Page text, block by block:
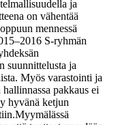
ja
on vähentää
mennessä
S-ryhmän
suunnittelusta ja
Myös varastointi ja
pakkaus ei
hyvänä ketjun
Myymälässä